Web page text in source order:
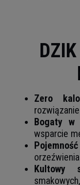
Zero
Bogaty w
wsparcie
orzeźwienia
Kultowy